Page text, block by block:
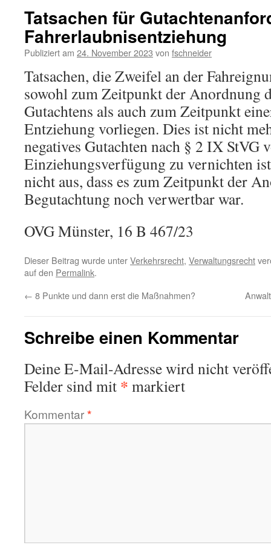
Tatsachen für
Fahrerlaubnisentziehung
Publiziert am 24. November 2023 von fschneider
Tatsachen, die Zweifel an der
sowohl zum Zeitpunkt der Anordnung
Gutachtens als auch zum Zeitpunkt
Entziehung vorliegen. Dies ist nicht
negatives Gutachten nach § 2 IX StVG
Einziehungsverfügung zu vernichten
nicht aus, dass es zum Zeitpunkt der
Begutachtung noch verwertbar war.
OVG Münster, 16 B 467/23
Dieser Beitrag wurde unterVerkehrsrecht, Verwaltungsrecht
auf den Permalink.
← 8 Punkte und dann erst die Maßnahmen?
Schreibe einen Kommentar
Deine E-Mail-Adresse wird nicht
Felder sind mit * markiert
Kommentar*